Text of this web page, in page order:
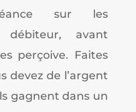
sur les
débiteur, avant
perçoive. Faites
devez de l’argent
gagnent dans un